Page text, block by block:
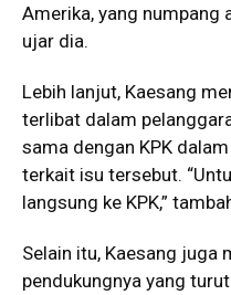
Amerika, yang numpang
ujar dia.
Lebih lanjut, Kaesang
terlibat dalam
sama dengan KPK
terkait isu tersebut.
langsung ke KPK,”
Selain itu, Kaesang juga
pendukungnya yang